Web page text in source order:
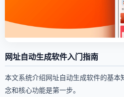
网址自动生成软件入门指南
本文系统介绍网址自动生成软件的基本
念和核心功能是第一步。